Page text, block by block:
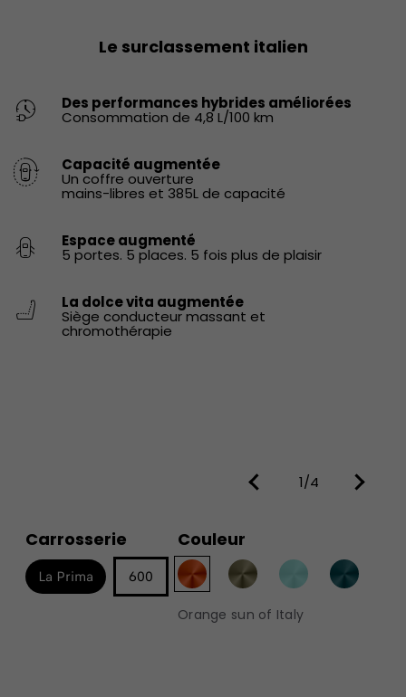
Le surclassement italien
Des performances hybrides améliorées
Consommation de 4,8 L/100 km
Capacité augmentée
Un coffre ouverture
mains-libres et 385L de capacité
Espace augmenté
5 portes. 5 places. 5 fois plus de plaisir
La dolce vita augmentée
Siège conducteur massant et
chromothérapie
1/4
Carrosserie
La Prima 600
Couleur
Orange sun of Italy